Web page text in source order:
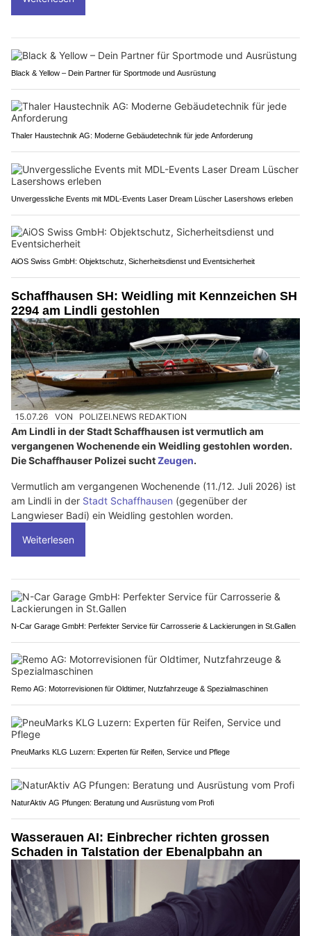
Black & Yellow – Dein Partner für Sportmode und Ausrüstung
Thaler Haustechnik AG: Moderne Gebäudetechnik für jede Anforderung
Unvergessliche Events mit MDL-Events Laser Dream Lüscher Lasershows erleben
AiOS Swiss GmbH: Objektschutz, Sicherheitsdienst und Eventsicherheit
Schaffhausen SH: Weidling mit Kennzeichen SH
2294 am Lindli gestohlen
15.07.26 VON POLIZEI.NEWS REDAKTION
Am Lindli in der Stadt Schaffhausen ist vermutlich am
vergangenen Wochenende ein Weidling gestohlen worden.
Die Schaffhauser Polizei suchtZeugen.
Vermutlich am vergangenen Wochenende (11./12. Juli 2026) ist
am Lindli in der Stadt Schaffhausen (gegenüber der
Langwieser Badi) ein Weidling gestohlen worden.
Weiterlesen
N-Car Garage GmbH: Perfekter Service für Carrosserie & Lackierungen in St.Gallen
Remo AG: Motorrevisionen für Oldtimer, Nutzfahrzeuge & Spezialmaschinen
PneuMarks KLG Luzern: Experten für Reifen, Service und Pflege
NaturAktiv AG Pfungen: Beratung und Ausrüstung vom Profi
Wasserauen AI: Einbrecher richten grossen
Schaden in Talstation der Ebenalpbahn an